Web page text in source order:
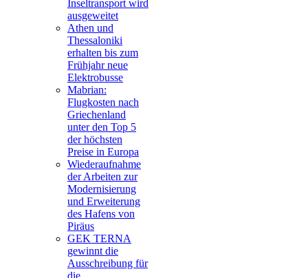
Inseltransport wird
ausgeweitet
Athen und
Thessaloniki
erhalten bis zum
Frühjahr neue
Elektrobusse
Mabrian:
Flugkosten nach
Griechenland
unter den Top 5
der höchsten
Preise in Europa
Wiederaufnahme
der Arbeiten zur
Modernisierung
und Erweiterung
des Hafens von
Piräus
GEK TERNA
gewinnt die
Ausschreibung für
die